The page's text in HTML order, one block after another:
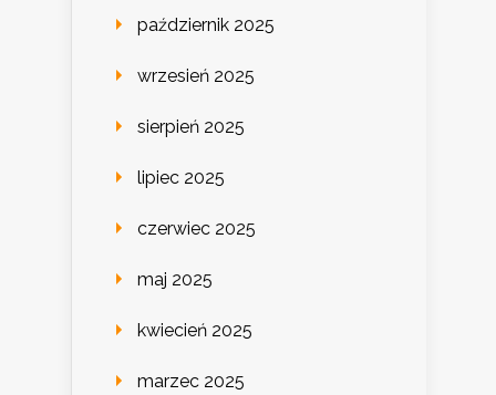
październik 2025
wrzesień 2025
sierpień 2025
lipiec 2025
czerwiec 2025
maj 2025
kwiecień 2025
marzec 2025